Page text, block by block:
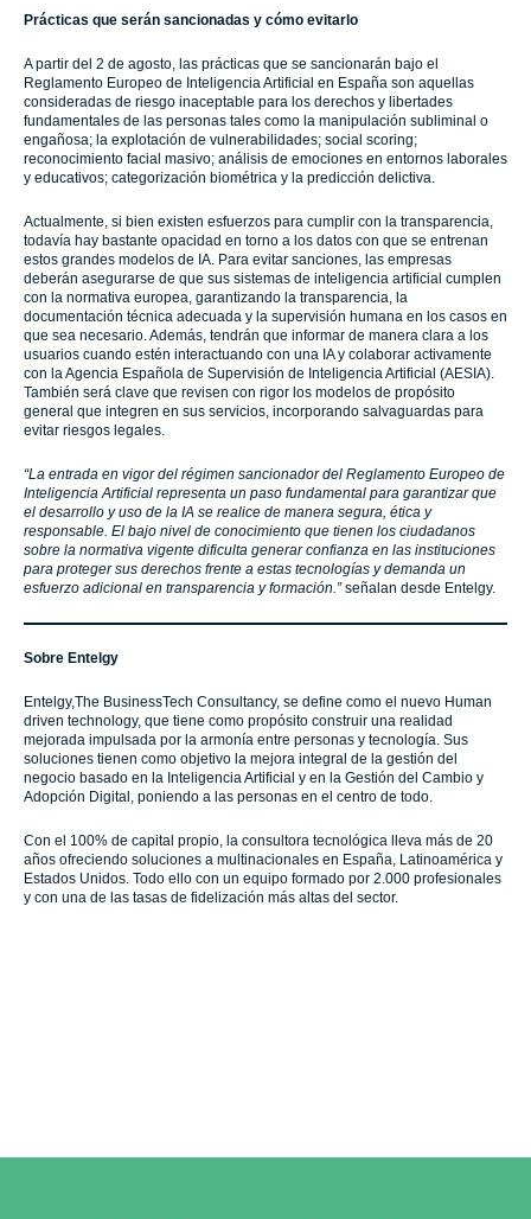
Prácticas que serán sancionadas y cómo evitarlo
A partir del 2 de agosto, las prácticas que se sancionarán bajo el
Reglamento Europeo de Inteligencia Artificial en España son aquellas
consideradas de riesgo inaceptable para los derechos y libertades
fundamentales de las personas tales como la manipulación subliminal o
engañosa; la explotación de vulnerabilidades; social scoring;
reconocimiento facial masivo; análisis de emociones en entornos laborales
y educativos; categorización biométrica y la predicción delictiva.
Actualmente, si bien existen esfuerzos para cumplir con la transparencia,
todavía hay bastante opacidad en torno a los datos con que se entrenan
estos grandes modelos de IA. Para evitar sanciones, las empresas
deberán asegurarse de que sus sistemas de inteligencia artificial cumplen
con la normativa europea, garantizando la transparencia, la
documentación técnica adecuada y la supervisión humana en los casos en
que sea necesario. Además, tendrán que informar de manera clara a los
usuarios cuando estén interactuando con una IA y colaborar activamente
con la Agencia Española de Supervisión de Inteligencia Artificial (AESIA).
También será clave que revisen con rigor los modelos de propósito
general que integren en sus servicios, incorporando salvaguardas para
evitar riesgos legales.
“La entrada en vigor del régimen sancionador del Reglamento Europeo de
Inteligencia Artificial representa un paso fundamental para garantizar que
el desarrollo y uso de la IA se realice de manera segura, ética y
responsable. El bajo nivel de conocimiento que tienen los ciudadanos
sobre la normativa vigente dificulta generar confianza en las instituciones
para proteger sus derechos frente a estas tecnologías y demanda un
esfuerzo adicional en transparencia y formación.”señalan desde Entelgy.
Sobre Entelgy
Entelgy,The BusinessTech Consultancy, se define como el nuevo Human
driven technology, que tiene como propósito construir una realidad
mejorada impulsada por la armonía entre personas y tecnología. Sus
soluciones tienen como objetivo la mejora integral de la gestión del
negocio basado en la Inteligencia Artificial y en la Gestión del Cambio y
Adopción Digital, poniendo a las personas en el centro de todo.
Con el 100% de capital propio, la consultora tecnológica lleva más de 20
años ofreciendo soluciones a multinacionales en España, Latinoamérica y
Estados Unidos. Todo ello con un equipo formado por 2.000 profesionales
y con una de las tasas de fidelización más altas del sector.